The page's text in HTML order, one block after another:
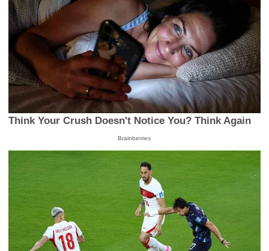
Think Your Crush Doesn't Notice You? Think Again
Brainberries